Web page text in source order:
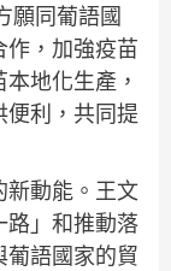
願同葡語國
作，加強疫苗
地化生產，
便利，共同提
新動能。王文
路」和推動落
葡語國家的貿